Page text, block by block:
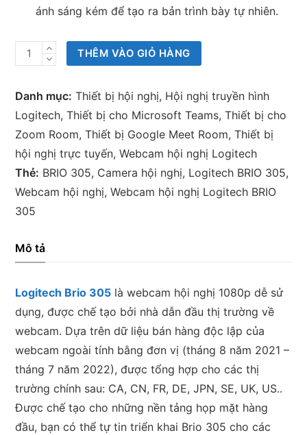
ánh sáng kém để tạo ra bản trình bày tự nhiên.
Webcam
hội
nghị
Logitech
BRIO
305
số
lượng
THÊM VÀO GIỎ HÀNG
Danh mục: Thiết bị hội nghị, Hội nghị truyền hình
Logitech,Thiết bị cho Microsoft Teams,Thiết bị cho
Zoom Room,Thiết bị Google Meet Room,Thiết bị
hội nghị trực tuyến,Webcam hội nghị Logitech
Thẻ: BRIO 305, Camera hội nghị, Logitech BRIO 305,
Webcam hội nghị,Webcam hội nghị Logitech BRIO
305
Mô tả
Logitech Brio 305 là webcam hội nghị 1080p dễ sử
dụng, được chế tạo bởi nhà dẫn đầu thị trường về
webcam. Dựa trên dữ liệu bán hàng độc lập của
webcam ngoài tính bằng đơn vị (tháng 8 năm 2021 –
tháng 7 năm 2022), được tổng hợp cho các thị
trường chính sau: CA, CN, FR, DE, JPN, SE, UK, US..
Được chế tạo cho những nền tảng họp mặt hàng
đầu, bạn có thể tự tin triển khai Brio 305 cho các